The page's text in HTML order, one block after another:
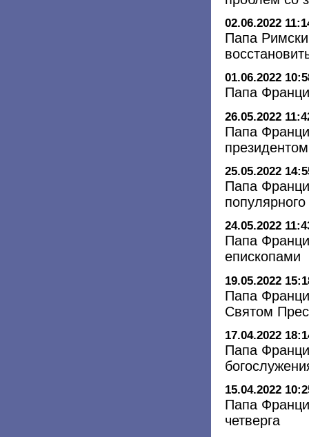
02.06.2022
Папа
01.06.2022
Папа
26.05.2022
Папа
25.05.2022
Папа
24.05.2022
Папа
епископами
19.05.2022
Папа
Святом
17.04.2022
Папа
15.04.2022
Папа
четверга